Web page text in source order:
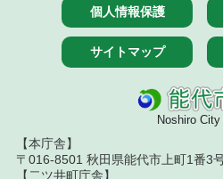
個人情報保護
サイトマップ
Noshiro City
【本庁舎】
〒016-8501 秋田県能代市上町1番
【二ツ井町庁舎】